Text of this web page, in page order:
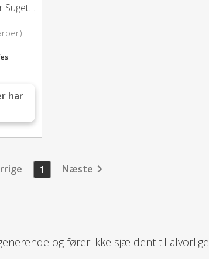
HAp+ Jordbær & Rabarber Sugetabletter
har
1 Næste
og fører ikke sjældent til alvorlige